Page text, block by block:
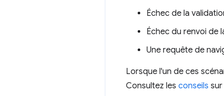
Échec de la
Échec du renvoi de
Une requête de
Lorsque l'un de ces
Consultez les conseils